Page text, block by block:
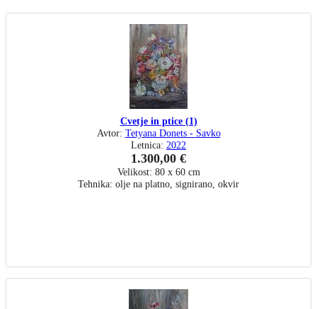
Cvetje in ptice (1)
Avtor: Tetyana Donets - Savko
Letnica: 2022
1.300,00 €
Velikost: 80 x 60 cm
Tehnika: olje na platno, signirano, okvir